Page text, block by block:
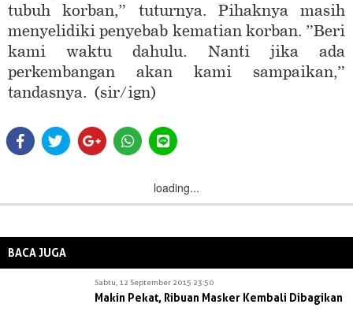
tubuh korban,” tuturnya. Pihaknya masih
menyelidiki penyebab kematian korban. ”Beri
kami waktu dahulu. Nanti jika ada
perkembangan akan kami sampaikan,”
tandasnya. (sir/ign)
loading...
BACA JUGA
Sabtu, 12 September 2015 23:50
Makin Pekat, Ribuan Masker Kembali Dibagikan